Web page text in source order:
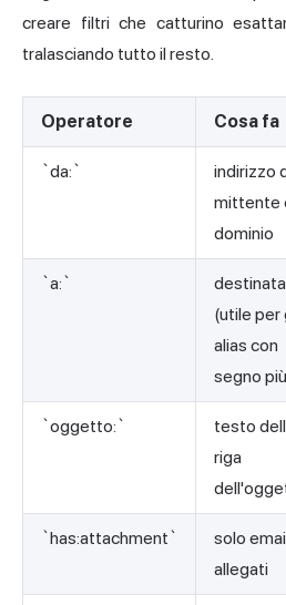
creare filtri che catturino
tralasciando tutto il resto.
Operatore Cosa fa
`da:`
indirizzo
mittente
dominio
`a:`
(utile per
alias con
segno
`oggetto:`
testo
riga
`has:attachment`
solo
allegati